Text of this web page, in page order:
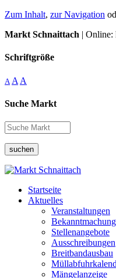
Zum Inhalt, zur Navigation
Markt Schnaittach | Online:
Schriftgröße
A A A
Suche Markt
suchen
Startseite
Aktuelles
Veranstaltungen
Stellenangebote
Ausschreibungen
Breitbandausbau
Mängelanzeige